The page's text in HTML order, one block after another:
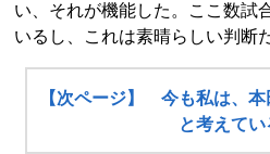
い、それが機能した。ここ数試
いるし、これは素晴らしい判断
【次ページ】 今も私は、
と考えてい